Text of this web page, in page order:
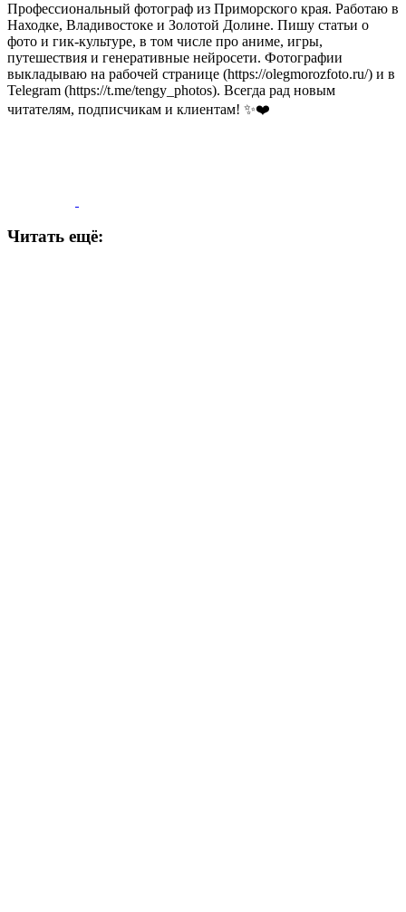
Профессиональный фотограф из Приморского края. Работаю в
Находке, Владивостоке и Золотой Долине. Пишу статьи о
фото и гик-культуре, в том числе про аниме, игры,
путешествия и генеративные нейросети. Фотографии
выкладываю на рабочей странице (https://olegmorozfoto.ru/) и в
Telegram (https://t.me/tengy_photos). Всегда рад новым
читателям, подписчикам и клиентам! ✨❤️
Читать ещё: